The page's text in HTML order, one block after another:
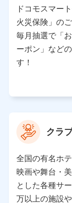
を受けている
情報を提供
ため、またそ
ドコモおよび
（各サービ
トの閲覧履歴
ータを分析し
上記に係る案
【当該個人デー
所・代表者名】
当該個人データ
り）
東京都千代田区
株式会社NTTド
ドコモスマー
火災保険」の
毎月抽選で「
ーポン」など
す！
クラ
全国の有名ホ
映画や舞台・
とした各種サ
万以上の施設